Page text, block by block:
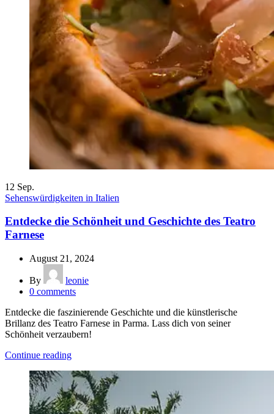
12 Sep.
Sehenswürdigkeiten in Italien
Entdecke die Schönheit und Geschichte des Teatro
Farnese
August 21, 2024
By
leonie
0 comments
Entdecke die faszinierende Geschichte und die künstlerische
Brillanz des Teatro Farnese in Parma. Lass dich von seiner
Schönheit verzaubern!
Continue reading